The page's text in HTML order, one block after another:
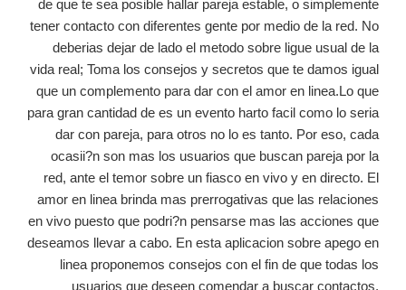
de que te sea posible hallar pareja estable, o simplemente
tener contacto con diferentes gente por medio de la red. No
deberias dejar de lado el metodo sobre ligue usual de la
vida real; Toma los consejos y secretos que te damos igual
que un complemento para dar con el amor en linea.Lo que
para gran cantidad de es un evento harto facil como lo seri­a
dar con pareja, para otros no lo es tanto. Por eso, cada
ocasii?n son mas los usuarios que buscan pareja por la
red, ante el temor sobre un fiasco en vivo y en directo. El
amor en linea brinda mas prerrogativas que las relaciones
en vivo puesto que podri?n pensarse mas las acciones que
deseamos llevar a cabo. En esta aplicacion sobre apego en
linea proponemos consejos con el fin de que todas los
usuarios que deseen comendar a buscar contactos,